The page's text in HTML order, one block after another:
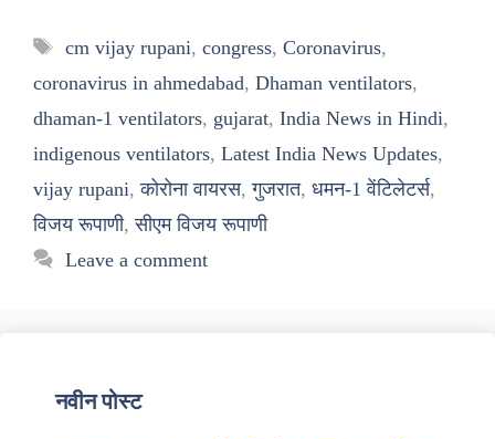
Tags
cm vijay rupani, congress, Coronavirus,
coronavirus in ahmedabad, Dhaman ventilators,
dhaman-1 ventilators, gujarat, India News in Hindi,
indigenous ventilators, Latest India News Updates,
vijay rupani,कोरोना वायरस,गुजरात, धमन-1 वेंटिलेटर्स,
विजय रूपाणी,सीएम विजय रूपाणी
Leave a comment
नवीन पोस्ट